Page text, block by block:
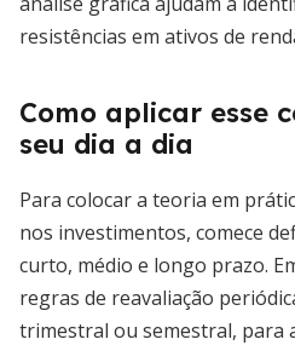
resistências em ativos de
Como aplicar esse
seu dia a dia
Para colocar a teoria em
nos investimentos, comece
curto, médio e longo prazo.
regras de reavaliação
trimestral ou semestral, para